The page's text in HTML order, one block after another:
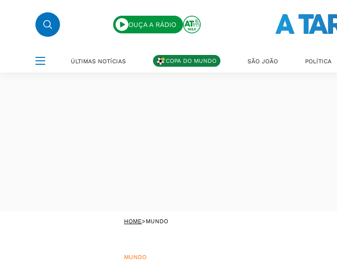
OUÇA A RÁDIO
ÚLTIMAS NOTÍCIAS COPA DO MUNDO SÃO JOÃO POLÍTICA
HOME>MUNDO
MUNDO